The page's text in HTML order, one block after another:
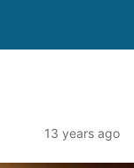
13 years ago